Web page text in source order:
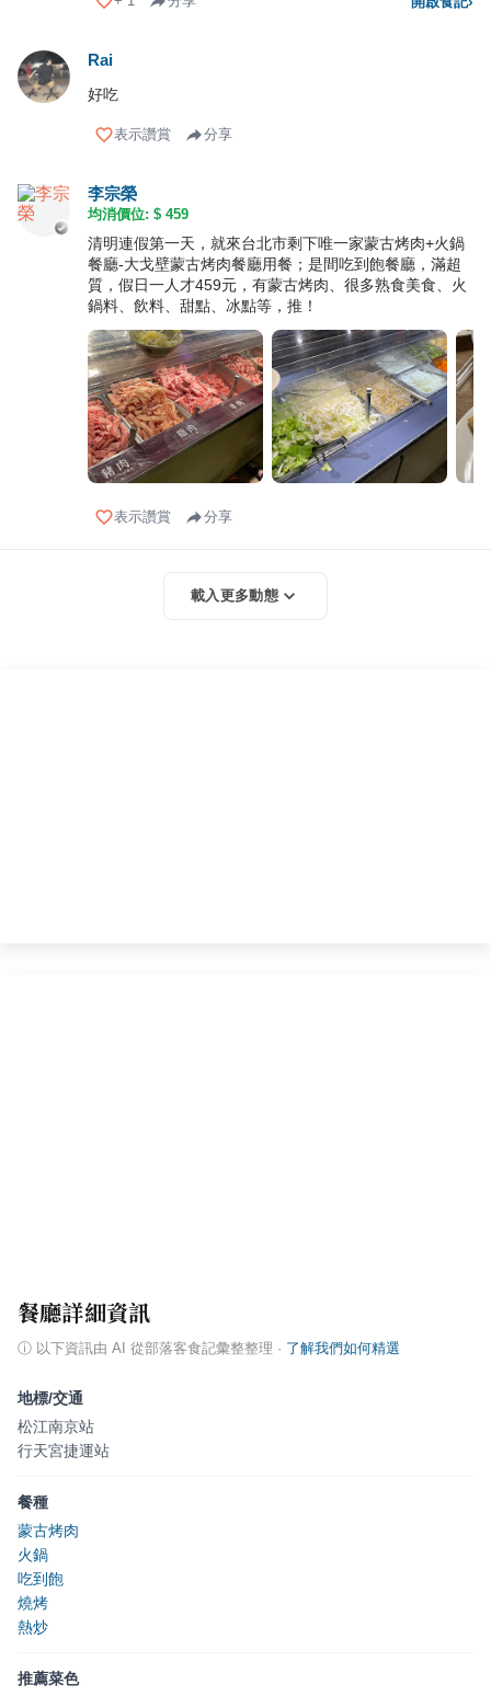
Rai
好吃
表示讚賞 分享
李宗榮
均消價位: $ 459
清明連假第一天，就來台北市剩下唯一家蒙古烤肉+火鍋
餐廳-大戈壁蒙古烤肉餐廳用餐；是間吃到飽餐廳，滿超
質，假日一人才459元，有蒙古烤肉、很多熟食美食、火
鍋料、飲料、甜點、冰點等，推！
表示讚賞 分享
載入更多動態
餐廳詳細資訊
ⓘ 以下資訊由 AI 從部落客食記彙整整理 · 了解我們如何精選
地標/交通
松江南京站
行天宮捷運站
餐種
蒙古烤肉
火鍋
吃到飽
燒烤
熱炒
推薦菜色